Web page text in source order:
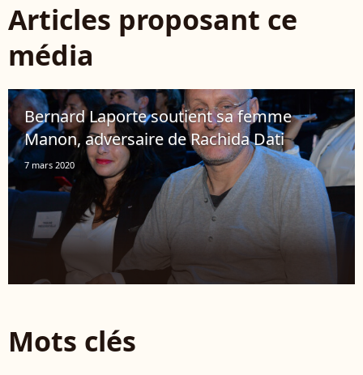
Articles proposant ce
média
Bernard Laporte soutient sa femme
Manon, adversaire de Rachida Dati
7 mars 2020
Mots clés